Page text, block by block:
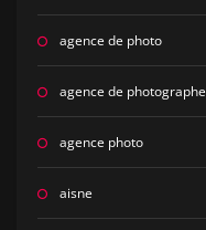
agence de photo
agence de photographe
agence photo
aisne